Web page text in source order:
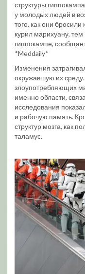
структуры
у молодых людей в
того, как они
курил марихуану,
гиппокампе,
*Meddaily*
Изменения
окружавшую их
злоупотребляющих
именно области,
исследования
и рабочую память.
структур мозга, как
таламус.